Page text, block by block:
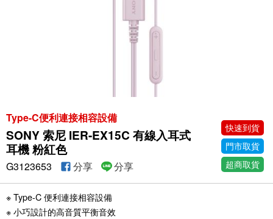
Type-C便利連接相容設備
SONY 索尼 IER-EX15C 有線入耳式
耳機 粉紅色
快速到貨
門市取貨
超商取貨
G3123653 分享 分享
※ Type-C 便利連接相容設備
※ 小巧設計的高音質平衡音效